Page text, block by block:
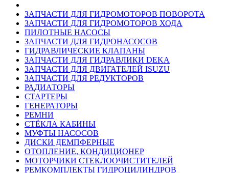
ЗАПЧАСТИ ДЛЯ ГИДРОМОТОРОВ ПОВОРОТА
ЗАПЧАСТИ ДЛЯ ГИДРОМОТОРОВ ХОДА
ПИЛОТНЫЕ НАСОСЫ
ЗАПЧАСТИ ДЛЯ ГИДРОНАСОСОВ
ГИДРАВЛИЧЕСКИЕ КЛАПАНЫ
ЗАПЧАСТИ ДЛЯ ГИДРАВЛИКИ DEKA
ЗАПЧАСТИ ДЛЯ ДВИГАТЕЛЕЙ ISUZU
ЗАПЧАСТИ ДЛЯ РЕДУКТОРОВ
РАДИАТОРЫ
СТАРТЕРЫ
ГЕНЕРАТОРЫ
РЕМНИ
СТЁКЛА КАБИНЫ
МУФТЫ НАСОСОВ
ДИСКИ ДЕМПФЕРНЫЕ
ОТОПЛЕНИЕ, КОНДИЦИОНЕР
МОТОРЧИКИ СТЕКЛООЧИСТИТЕЛЕЙ
РЕМКОМПЛЕКТЫ ГИДРОЦИЛИНДРОВ